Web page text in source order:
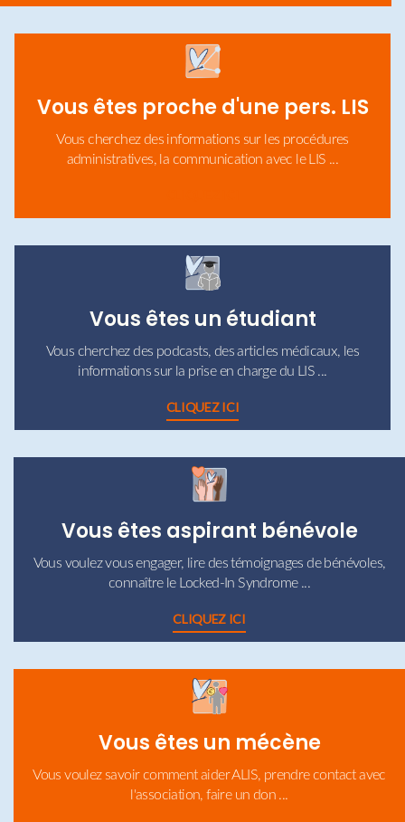
Vous êtes proche d'une pers. LIS
Vous cherchez des informations sur les procédures
administratives, la communication avec le LIS ...
Vous êtes un étudiant
Vous cherchez des podcasts, des articles médicaux, les
informations sur la prise en charge du LIS ...
CLIQUEZ ICI
Vous êtes aspirant bénévole
Vous voulez vous engager, lire des témoignages de bénévoles,
connaître le Locked-In Syndrome ...
CLIQUEZ ICI
Vous êtes un mécène
Vous voulez savoir comment aider ALIS, prendre contact avec
l'association, faire un don ...